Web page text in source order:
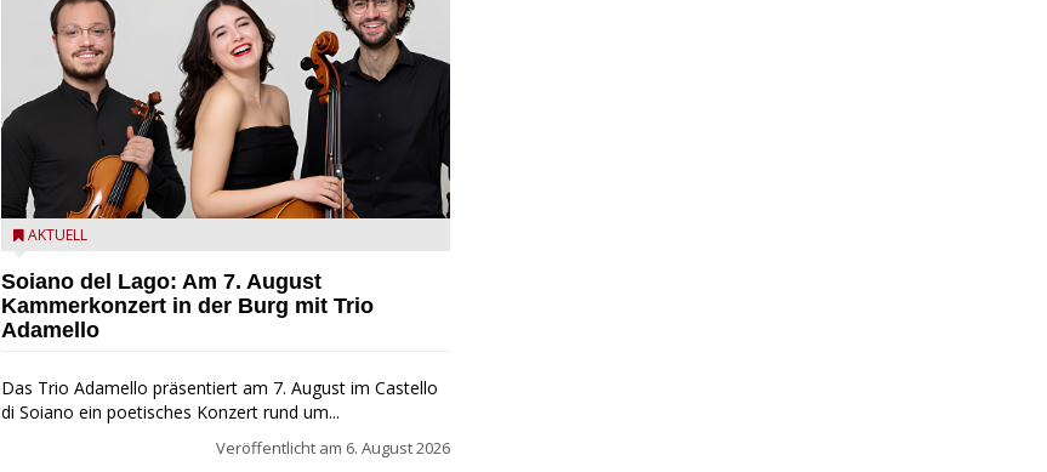
Trio Adamello
AKTUELL
Soiano del Lago: Am 7. August
Kammerkonzert in der Burg mit Trio
Adamello
Das Trio Adamello präsentiert am 7. August im Castello
di Soiano ein poetisches Konzert rund um...
Veröffentlicht am 6. August 2026